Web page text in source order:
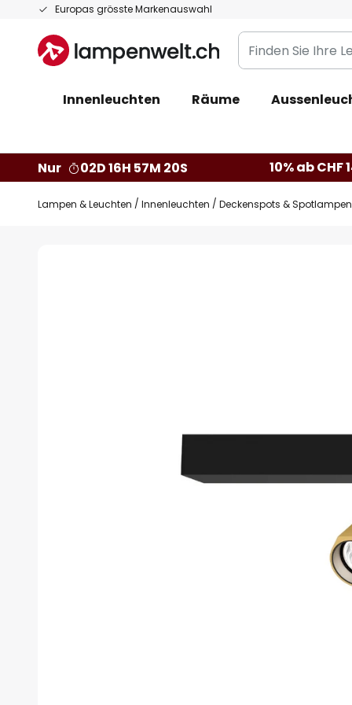
Europas grösste Markenauswahl
Zum
springen
Finden
Sie
Leuchte...
Innenleuchten Räume
Nur
02D 16H 57M 19S 10% ab CHF
Lampen & Leuchten Innenleuchten Deckenspots & Spotlampen